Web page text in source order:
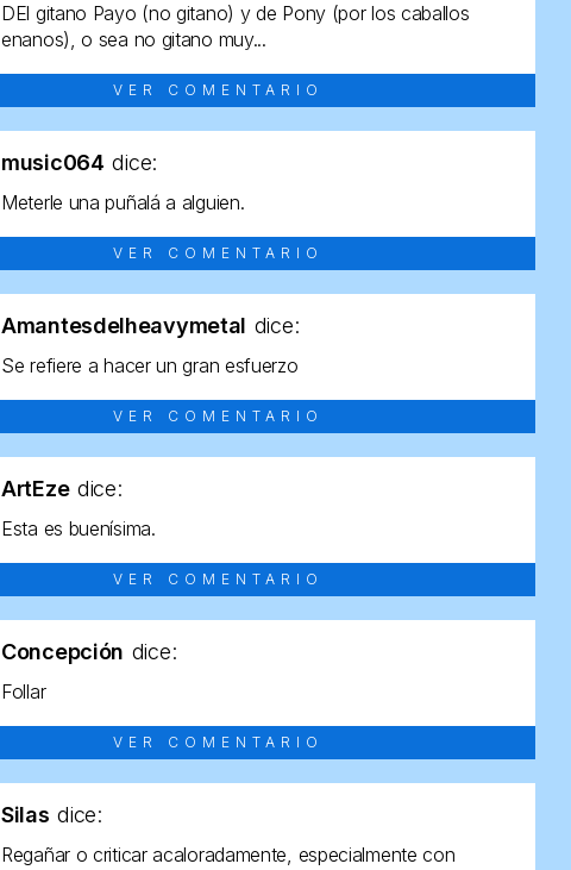
DEl gitano Payo (no gitano) y de Pony (por los caballos
enanos), o sea no gitano muy...
VER COMENTARIO
music064 dice:
Meterle una puñalá a alguien.
VER COMENTARIO
Amantesdelheavymetal dice:
Se refiere a hacer un gran esfuerzo
VER COMENTARIO
ArtEze dice:
Esta es buenísima.
VER COMENTARIO
Concepción dice:
Follar
VER COMENTARIO
Silas dice:
Regañar o criticar acaloradamente, especialmente con